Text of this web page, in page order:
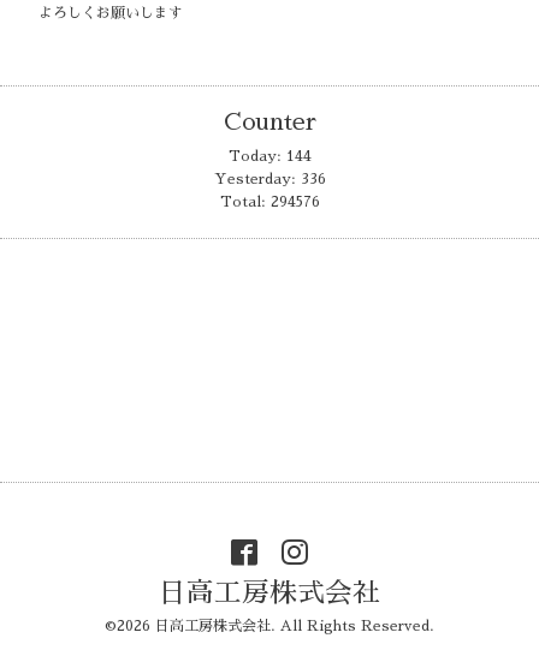
よろしくお願いします
Counter
Today: 144
Yesterday: 336
Total: 294576
日高工房株式会社
©2026 日高工房株式会社. All Rights Reserved.